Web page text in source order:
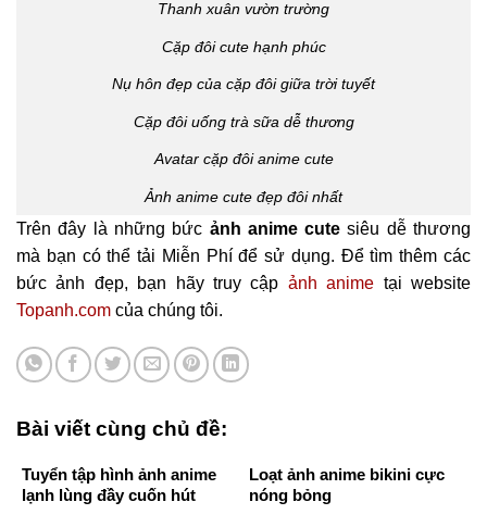
Thanh xuân vườn trường
Cặp đôi cute hạnh phúc
Nụ hôn đẹp của cặp đôi giữa trời tuyết
Cặp đôi uống trà sữa dễ thương
Avatar cặp đôi anime cute
Ảnh anime cute đẹp đôi nhất
Trên đây là những bức ảnh anime cute siêu dễ thương
mà bạn có thể tải Miễn Phí để sử dụng. Để tìm thêm các
bức ảnh đẹp, bạn hãy truy cập ảnh anime tại website
Topanh.com của chúng tôi.
Bài viết cùng chủ đề:
Tuyển tập hình ảnh anime
lạnh lùng đầy cuốn hút
Loạt ảnh anime bikini cực
nóng bỏng